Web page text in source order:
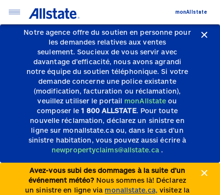
Notre agence offre du soutien en personne pour
les demandes relatives aux ventes
seulement.Soucieux de vous servir avec
davantage d’efficacité, nous avons agrandi
notre équipe du soutien téléphonique.Si votre
demande concerne une police existante
(modification, facturation ou réclamation),
veuillez utiliser le portail monAllstate ou
composer le1 800 ALLSTATE. Pour toute
nouvelle réclamation, déclarez un sinistre en
ligne sur monallstate.ca ou, dans le cas d’un
sinistre habitation, vous pouvez aussi écrire à
newpropertyclaims@allstate.ca .
Avez-vous subi des dommages à la suite d’un
événement météo? Nous sommes là! Déclarez
un sinistre en ligne via monallstate.ca, visitez la
monAllstate